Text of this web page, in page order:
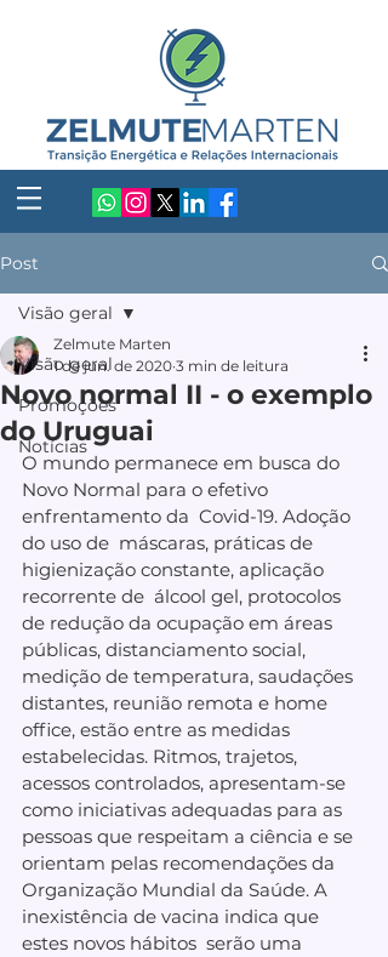
Post
Visão geral
Promoções
Notícias
Visão geral
Novo normal II - o exemplo
do Uruguai
Zelmute Marten
1 de jun. de 2020 3 min de leitura
O mundo permanece em busca do
Novo Normal para o efetivo
enfrentamento da  Covid-19. Adoção
do uso de  máscaras, práticas de
higienização constante, aplicação
recorrente de  álcool gel, protocolos
de redução da ocupação em áreas
públicas, distanciamento social,
medição de temperatura, saudações
distantes, reunião remota e home
office, estão entre as medidas
estabelecidas. Ritmos, trajetos,
acessos controlados, apresentam-se
como iniciativas adequadas para as
pessoas que respeitam a ciência e se
orientam pelas recomendações da
Organização Mundial da Saúde. A
inexistência de vacina indica que
estes novos hábitos  serão uma